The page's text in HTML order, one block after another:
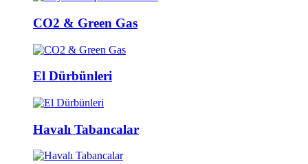
CO2 & Green Gas
El Dürbünleri
Havalı Tabancalar